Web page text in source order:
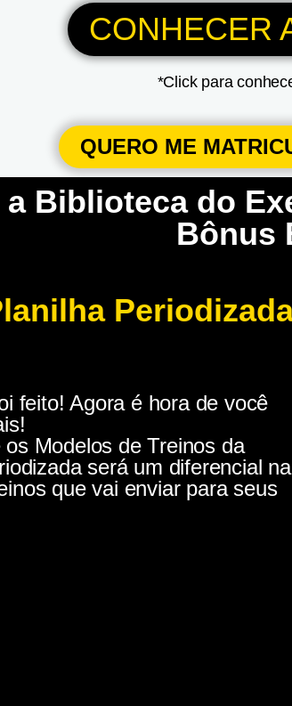
CONHECER
*Click para
QUERO ME
Biblioteca do
Bônus
feito! Agora é hora de você
Modelos de Treinos da
será um diferencial na
que vai enviar para seus